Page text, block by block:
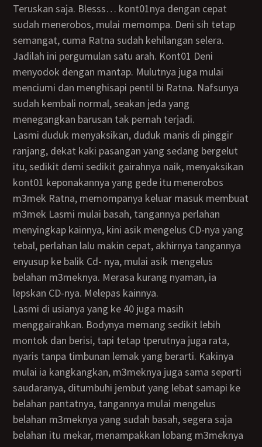
teruskan saja. Blesss… kont01nya dengan cepat
sudah menerobos, mulai memompa. Deni sih tetap
semangat, cuma Ratna sudah kehilangan selera.
Jadilah ini pergumulan satu arah. Kont01 Deni
menyodok dengan mantap. Mulutnya juga mulai
menciumi dan menghisapi pentil bi Ratna. Nafsunya
sudah kembali normal, seakan jeda yang
menegangkan barusan tak pernah terjadi.
Lasmi duduk menyaksikan, duduk manis di pinggir
ranjang, dekat kaki pasangan yang sedang bergelut
itu, sedikit demi sedikit gairahnya naik, menyaksikan
kont01 keponakannya yang gede itu menerobos
m3mek Ratna, memompanya keluar masuk membuat
m3mek Lasmi mulai basah, tangannya perlahan
menyingkap kainnya, kini asik mengelus CD-nya yang
tebal, perlahan lalu makin cepat, akhirnya tangannya
enyusup ke balik Cd- nya, mulai asik mengelus
belahan m3meknya. Merasa kurang nyaman, ia
lepskan CD-nya. Melepas kainnya.
Lasmi di usianya yang ke 40 juga masih
menggairahkan. Bodynya memang sedikit lebih
montok dan berisi, tapi tetap tperutnya juga rata,
nyaris tanpa timbunan lemak yang berarti. Kakinya
mulai ia kangkangkan, m3meknya juga sama seperti
saudaranya, ditumbuhi jembut yang lebat samapi ke
belahan pantatnya, tangannya mulai mengelus
belahan m3meknya yang sudah basah, segera saja
belahan itu mekar, menampakkan lobang m3meknya